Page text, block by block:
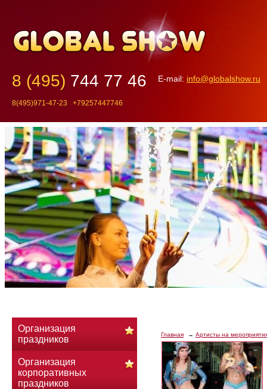
8 (495) 744 77 46
8(495)971-47-23 +79257447746
E-mail: info@globalshow.ru
Главная Артисты на
Организация
праздников
Организация
корпоративных
праздников